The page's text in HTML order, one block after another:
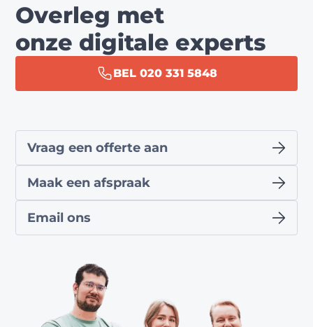
Overleg met
onze digitale experts
BEL 020 331 5848
Vraag een offerte aan
Maak een afspraak
Email ons